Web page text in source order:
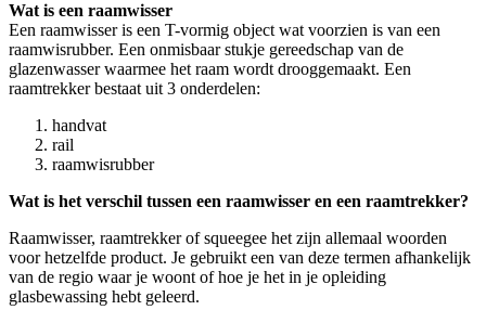
Wat is een raamwisser
Een raamwisser is een T-vormig object wat voorzien is van een
raamwisrubber. Een onmisbaar stukje gereedschap van de
glazenwasser waarmee het raam wordt drooggemaakt. Een
raamtrekker bestaat uit 3 onderdelen:
handvat
rail
raamwisrubber
Wat is het verschil tussen een raamwisser en een raamtrekker?
Raamwisser, raamtrekker of squeegee het zijn allemaal woorden
voor hetzelfde product. Je gebruikt een van deze termen afhankelijk
van de regio waar je woont of hoe je het in je opleiding
glasbewassing hebt geleerd.